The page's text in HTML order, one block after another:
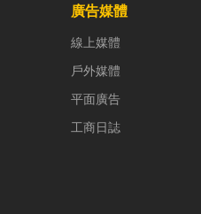
廣告媒體
線上媒體
戶外媒體
平面廣告
工商日誌